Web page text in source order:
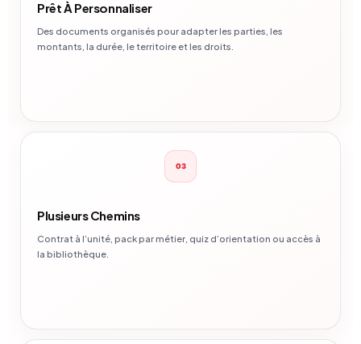
Prêt À Personnaliser
Des documents organisés pour adapter les parties, les
montants, la durée, le territoire et les droits.
03
Plusieurs Chemins
Contrat à l’unité, pack par métier, quiz d’orientation ou accès à
la bibliothèque.